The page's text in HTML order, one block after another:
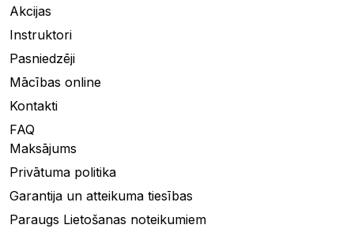
Akcijas
Instruktori
Pasniedzēji
Mācības online
Kontakti
FAQ
Maksājums
Privātuma politika
Garantija un atteikuma tiesības
Paraugs Lietošanas noteikumiem